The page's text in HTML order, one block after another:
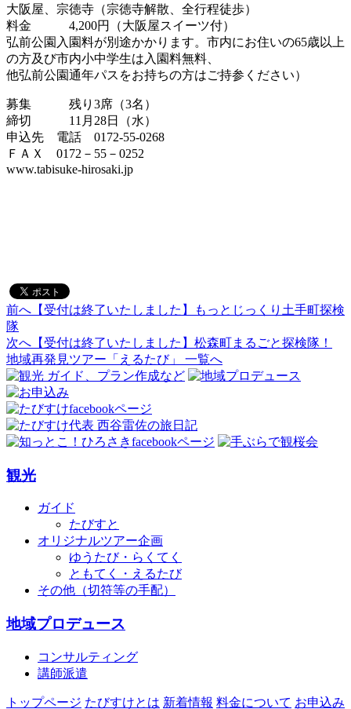
大阪屋、宗徳寺（宗徳寺解散、全行程徒歩）
料金 4,200円（大阪屋スイーツ付）
弘前公園入園料が別途かかります。市内にお住いの65歳以上
の方及び市内小中学生は入園料無料、
他弘前公園通年パスをお持ちの方はご持参ください）
募集 残り3席（3名）
締切 11月28日（水）
申込先 電話 0172‐55‐0268
ＦＡＸ 0172－55－0252
www.tabisuke‐hirosaki.jp
投
稿
ナ
ビ
ゲ
ー
シ
ョ
前へ 【受付は終了いたしました】もっとじっくり土手町探検
隊
次へ 【受付は終了いたしました】松森町まるごと探検隊！
地域再発見ツアー「えるたび」 一覧へ
観光
ガイド
たびすと
オリジナルツアー企画
ゆうたび・らくてく
ともてく・えるたび
その他（切符等の手配）
地域プロデュース
コンサルティング
講師派遣
トップページ たびすけとは 新着情報 料金について お申込み